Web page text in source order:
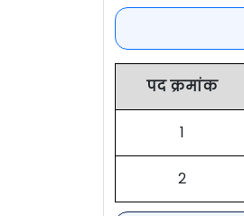
पद क्रमांक
1
2